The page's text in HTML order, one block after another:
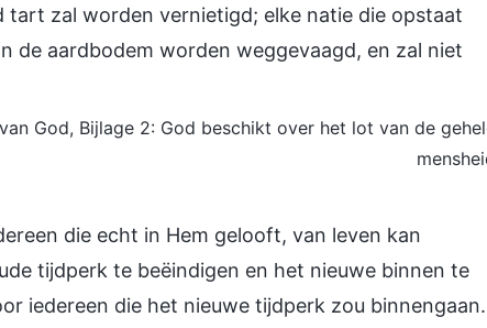
zal worden vernietigd; elke natie die opstaat
de aardbodem worden weggevaagd, en zal niet
God, Bijlage 2: God beschikt over het lot van de
die echt in Hem gelooft, van leven kan
tijdperk te beëindigen en het nieuwe binnen te
iedereen die het nieuwe tijdperk zou binnengaan.